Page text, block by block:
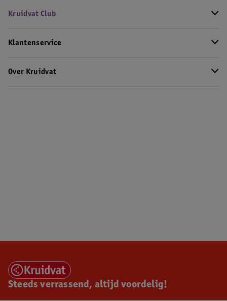
Kruidvat Club
Klantenservice
Over Kruidvat
Steeds verrassend, altijd voordelig!